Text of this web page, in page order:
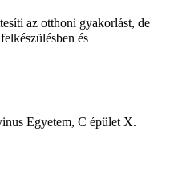
az otthoni gyakorlást, de
és
Egyetem, C épület X.